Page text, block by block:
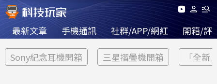
最新文章 手機通訊 社群/APP/網紅 開箱/評
Sony紀念耳機開箱 三星摺疊機開箱 「全新